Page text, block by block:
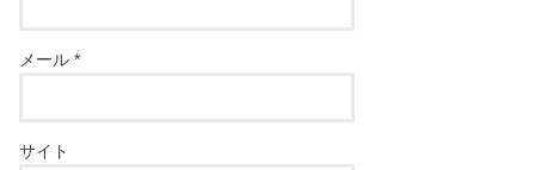
メール*
サイト